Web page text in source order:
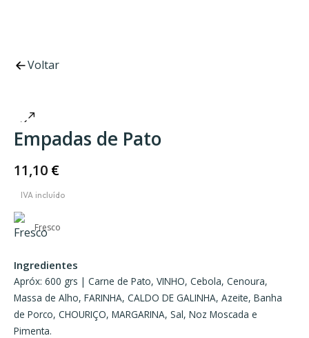
Voltar
Empadas de Pato
11,10 €
Fresco
Ingredientes
Apróx: 600 grs | Carne de Pato, VINHO, Cebola, Cenoura,
Massa de Alho, FARINHA, CALDO DE GALINHA, Azeite, Banha
de Porco, CHOURIÇO, MARGARINA, Sal, Noz Moscada e
Pimenta.